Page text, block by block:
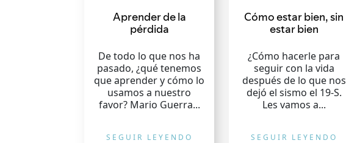
Aprender de la
pérdida
De todo lo que nos ha
pasado, ¿qué tenemos
que aprender y cómo lo
usamos a nuestro
favor? Mario Guerra...
SEGUIR LEYENDO
Cómo estar bien, sin
estar bien
¿Cómo hacerle para
seguir con la vida
después de lo que nos
dejó el sismo el 19-S.
Les vamos a...
SEGUIR LEYENDO